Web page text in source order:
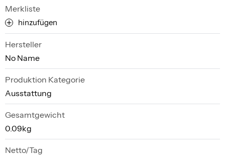
Merkliste
hinzufügen
Hersteller
No Name
Produktion Kategorie
Ausstattung
Gesamtgewicht
0.09kg
Netto/Tag